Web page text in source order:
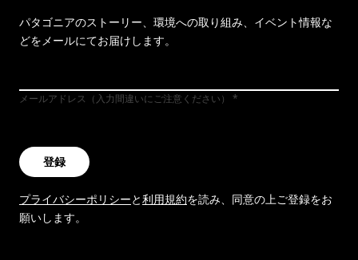
パタゴニアのストーリー、環境への取り組み、イベント情報な
どをメールにてお届けします。
メールアドレス（入力間違いにご注意ください）
登録
プライバシーポリシーと利用規約を読み、同意の上ご登録をお
願いします。